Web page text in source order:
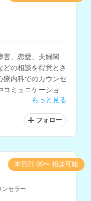
害、恋愛、夫婦関
の相談を得意とさ
療内科でのカウンセ
コミュニケーショ
も対応されていま
もっと見る
フォロー
ンセラー
本日21:00〜 相談可能